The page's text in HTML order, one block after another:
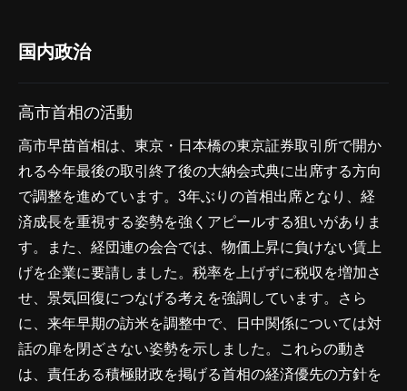
国内政治
高市首相の活動
高市早苗首相は、東京・日本橋の東京証券取引所で開か
れる今年最後の取引終了後の大納会式典に出席する方向
で調整を進めています。3年ぶりの首相出席となり、経
済成長を重視する姿勢を強くアピールする狙いがありま
す。また、経団連の会合では、物価上昇に負けない賃上
げを企業に要請しました。税率を上げずに税収を増加さ
せ、景気回復につなげる考えを強調しています。さら
に、来年早期の訪米を調整中で、日中関係については対
話の扉を閉ざさない姿勢を示しました。これらの動き
は、責任ある積極財政を掲げる首相の経済優先の方針を